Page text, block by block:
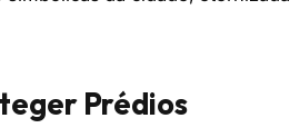
Prédios